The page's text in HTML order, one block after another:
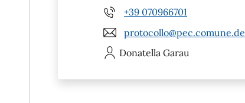
+39 070966701
Donatella Garau